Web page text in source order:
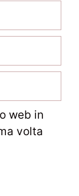
web in
volta